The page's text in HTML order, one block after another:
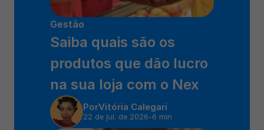
Gestão
Saiba quais são os
produtos que dão lucro
na sua loja com o Nex
PorVitória Calegari
22 de jul. de 2026-6 min